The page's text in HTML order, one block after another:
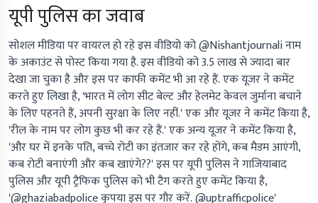
यूपी पुलिस का जवाब
सोशल मीडिया पर वायरल हो रहे इस वीडियो को @Nishantjournali नाम
के अकाउंट से पोस्ट किया गया है. इस वीडियो को 3.5 लाख से ज्यादा बार
देखा जा चुका है और इस पर काफी कमेंट भी आ रहे हैं. एक यूजर ने कमेंट
करते हुए लिखा है, 'भारत में लोग सीट बेल्ट और हेलमेट केवल जुर्माना बचाने
के लिए पहनते हैं, अपनी सुरक्षा के लिए नहीं.' एक और यूजर ने कमेंट किया है,
'रील के नाम पर लोग कुछ भी कर रहे हैं.' एक अन्य यूजर ने कमेंट किया है,
'और घर में इनके पति, बच्चे रोटी का इंतजार कर रहे होंगे, कब मैडम आएंगी,
कब रोटी बनाएंगी और कब खाएंगे??' इस पर यूपी पुलिस ने गाजियाबाद
पुलिस और यूपी ट्रैफिक पुलिस को भी टैग करते हुए कमेंट किया है,
'@ghaziabadpolice कृपया इस पर गौर करें. @uptrafficpolice'